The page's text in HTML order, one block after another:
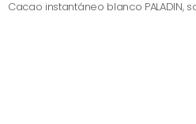
Cacao instantáneo blanco PALADIN,